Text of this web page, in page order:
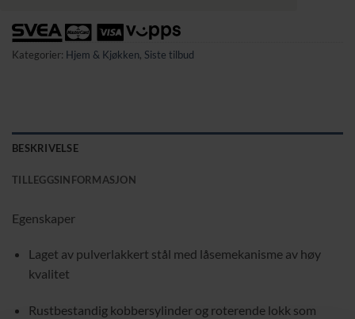
Kategorier: Hjem & Kjøkken, Siste tilbud
BESKRIVELSE
TILLEGGSINFORMASJON
Egenskaper
Laget av pulverlakkert stål med låsemekanisme av høy
kvalitet
Rustbestandig kobbersylinder og roterende lokk som